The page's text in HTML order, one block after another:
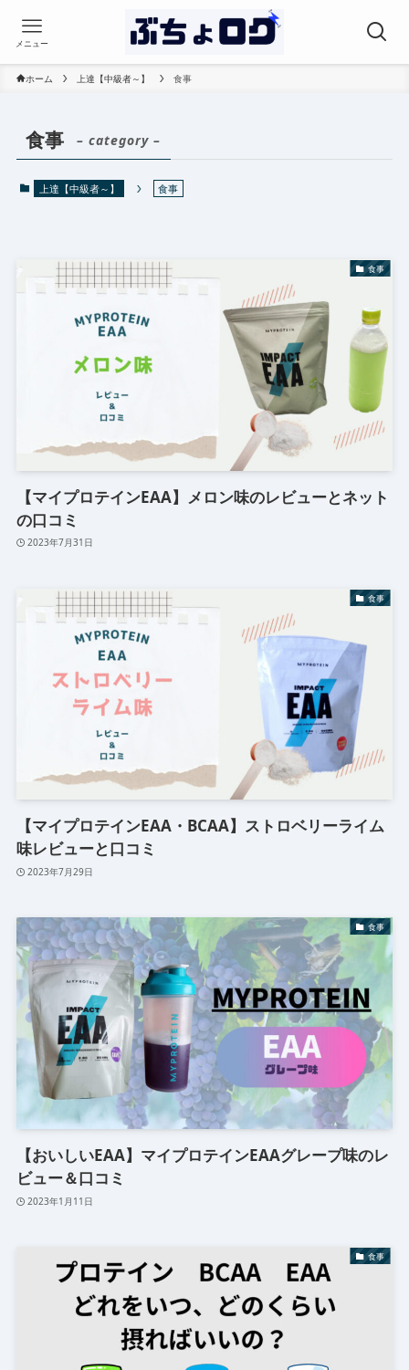
メニュー
ホーム 上達【中級者～】 食事
食事 – category –
上達【中級者～】 食事
食事
【マイプロテインEAA】メロン味のレビューとネット
の口コミ
2023年7月31日
食事
【マイプロテインEAA・BCAA】ストロベリーライム
味レビューと口コミ
2023年7月29日
食事
【おいしいEAA】マイプロテインEAAグレープ味のレ
ビュー＆口コミ
2023年1月11日
食事